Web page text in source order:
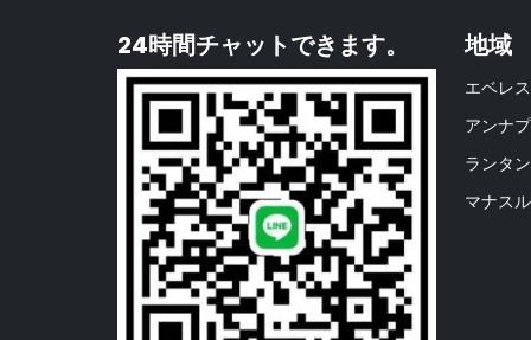
24時間チャットできます。 地域
エベレ
アンナ
ランタ
マナス